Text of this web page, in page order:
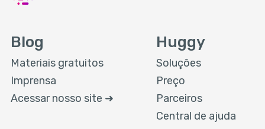
Blog
Materiais gratuitos
Imprensa
Acessar nosso site ➜
Huggy
Soluções
Preço
Parceiros
Central de ajuda